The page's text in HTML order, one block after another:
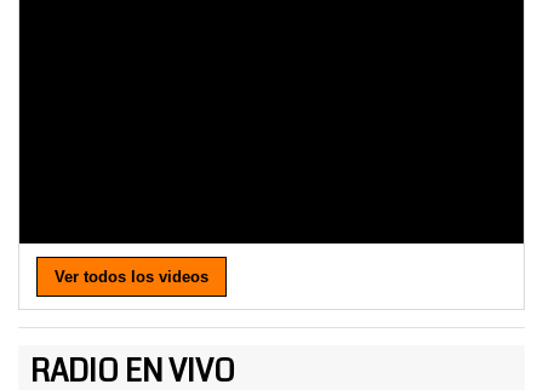
Ver todos los videos
RADIO EN VIVO